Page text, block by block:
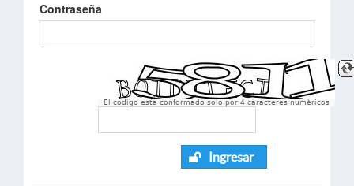
Contraseña
El codigo esta conformado solo por 4 caracteres numèricos
Ingresar